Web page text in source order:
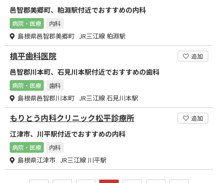
邑智郡美郷町、粕淵駅付近でおすすめの内科
病院・医療 内科
島根県邑智郡美郷町 JR三江線 粕淵駅
槙平歯科医院 追加
邑智郡川本町、石見川本駅付近でおすすめの歯科
病院・医療 歯科
島根県邑智郡川本町 JR三江線 石見川本駅
もりとう内科クリニック松平診療所 追加
江津市、川平駅付近でおすすめの内科
病院・医療 内科
島根県江津市 JR三江線 川平駅